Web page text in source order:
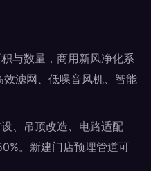
与数量，商用新风净化系
滤网、低噪音风机、智能
、吊顶改造、电路适配
。新建门店预埋管道可